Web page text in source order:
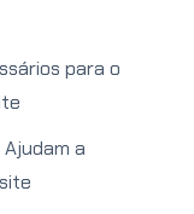
para o
Ajudam a